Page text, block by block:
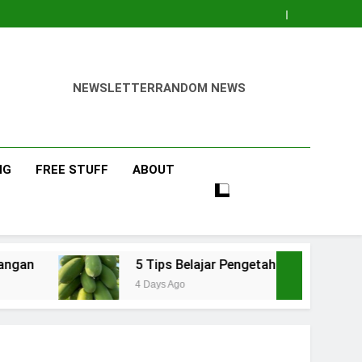
NEWSLETTERRANDOM NEWS
FREE STUFF ABOUT
5 Tips Belajar Pengetahuan Baru Bidang Pertanian
4 Days Ago